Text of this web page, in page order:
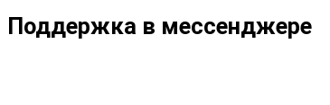
Поддержка в мессенджере